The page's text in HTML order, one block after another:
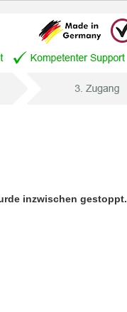
inzwischen gestoppt.